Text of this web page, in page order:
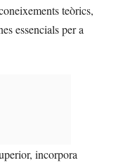
teòrics,
essencials per a
incorpora